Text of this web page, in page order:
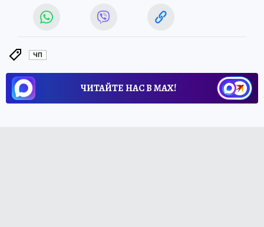
ЧП
ЧИТАЙТЕ НАС В МАХ!